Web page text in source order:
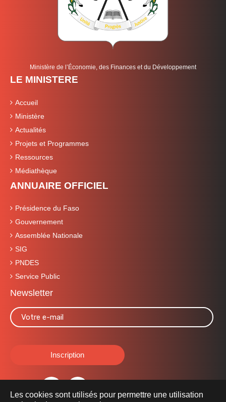
Les cookies sont utilisés pour permettre une utilisation
Ministère de l’Économie, des Finances et du Développement
LE MINISTERE
Accueil
Ministère
Actualités
Projets et Programmes
Ressources
Médiathèque
ANNUAIRE OFFICIEL
Présidence du Faso
Gouvernement
Assemblée Nationale
SIG
PNDES
Service Public
Newsletter